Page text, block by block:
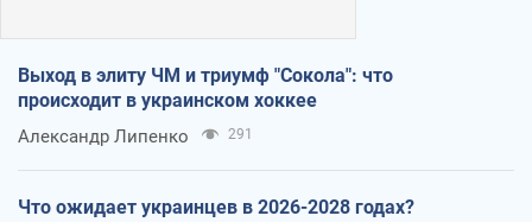
Выход в элиту ЧМ и триумф "Сокола": что
происходит в украинском хоккее
Александр Липенко 291
Что ожидает украинцев в 2026-2028 годах?